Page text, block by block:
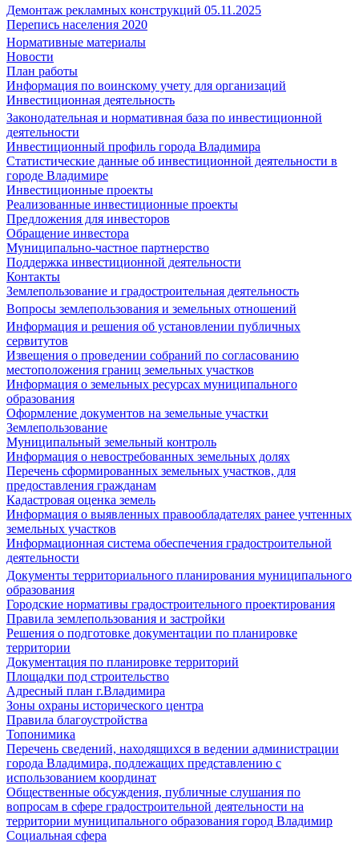
Демонтаж рекламных конструкций 05.11.2025
Перепись населения 2020
Нормативные материалы
Новости
План работы
Информация по воинскому учету для организаций
Инвестиционная деятельность
Законодательная и нормативная база по инвестиционной
деятельности
Инвестиционный профиль города Владимира
Статистические данные об инвестиционной деятельности в
городе Владимире
Инвестиционные проекты
Реализованные инвестиционные проекты
Предложения для инвесторов
Обращение инвестора
Муниципально-частное партнерство
Поддержка инвестиционной деятельности
Контакты
Землепользование и градостроительная деятельность
Вопросы землепользования и земельных отношений
Информация и решения об установлении публичных
сервитутов
Извещения о проведении собраний по согласованию
местоположения границ земельных участков
Информация о земельных ресурсах муниципального
образования
Оформление документов на земельные участки
Землепользование
Муниципальный земельный контроль
Информация о невостребованных земельных долях
Перечень сформированных земельных участков, для
предоставления гражданам
Кадастровая оценка земель
Информация о выявленных правообладателях ранее учтенных
земельных участков
Информационная система обеспечения градостроительной
деятельности
Документы территориального планирования муниципального
образования
Городские нормативы градостроительного проектирования
Правила землепользования и застройки
Решения о подготовке документации по планировке
территории
Документация по планировке территорий
Площадки под строительство
Адресный план г.Владимира
Зоны охраны исторического центра
Правила благоустройства
Топонимика
Перечень сведений, находящихся в ведении администрации
города Владимира, подлежащих представлению с
использованием координат
Общественные обсуждения, публичные слушания по
вопросам в сфере градостроительной деятельности на
территории муниципального образования город Владимир
Социальная сфера